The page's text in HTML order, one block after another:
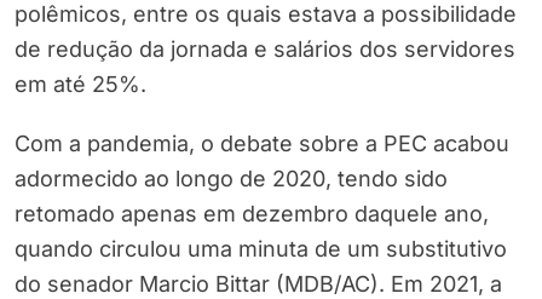
polêmicos, entre os quais estava a possibilidade
de redução da jornada e salários dos servidores
em até 25%.
Com a pandemia, o debate sobre a PEC acabou
adormecido ao longo de 2020, tendo sido
retomado apenas em dezembro daquele ano,
quando circulou uma minuta de um substitutivo
do senador Marcio Bittar (MDB/AC). Em 2021, a